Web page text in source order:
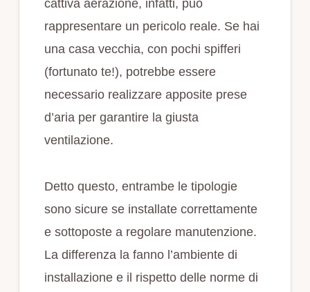
cattiva aerazione, infatti, può
rappresentare un pericolo reale. Se hai
una casa vecchia, con pochi spifferi
(fortunato te!), potrebbe essere
necessario realizzare apposite prese
d’aria per garantire la giusta
ventilazione.
Detto questo, entrambe le tipologie
sono sicure se installate correttamente
e sottoposte a regolare manutenzione.
La differenza la fanno l’ambiente di
installazione e il rispetto delle norme di